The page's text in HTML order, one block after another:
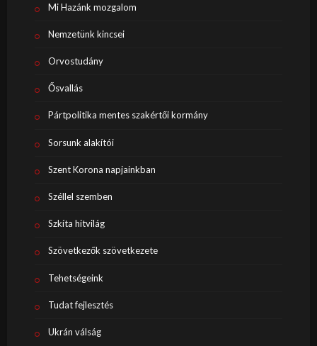
Mi Hazánk mozgalom
Nemzetünk kincsei
Orvostudány
Ősvallás
Pártpolitika mentes szakértői kormány
Sorsunk alakítói
Szent Korona napjainkban
Széllel szemben
Szkíta hitvilág
Szövetkezők szövetkezete
Tehetségeink
Tudat fejlesztés
Ukrán válság